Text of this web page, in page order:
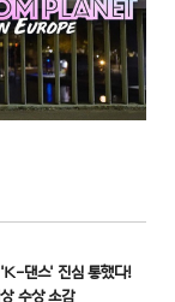
'K-댄스' 진심 통했다!
수상 소감